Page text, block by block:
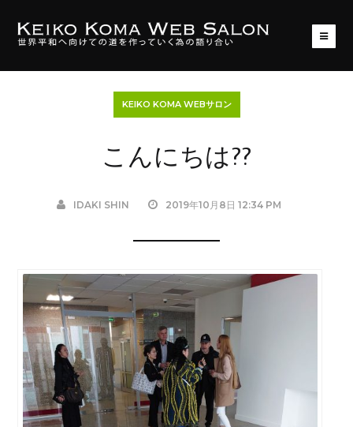
KEIKO KOMA WEBサロン
こんにちは??
IDAKI SHIN 2019年10月8日 12:34 PM